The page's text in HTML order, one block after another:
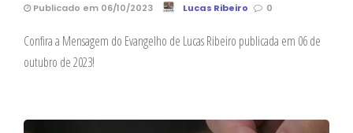
Publicado em 06/10/2023 Lucas Ribeiro 0
Confira a Mensagem do Evangelho de Lucas Ribeiro publicada em 06 de
outubro de 2023!